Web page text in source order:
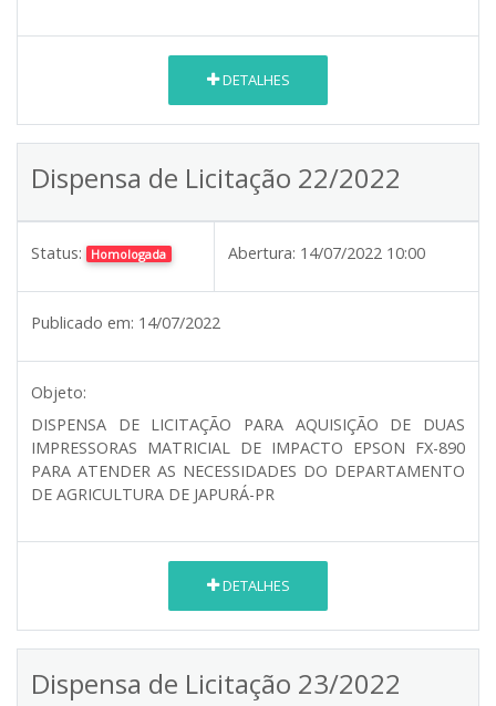
DETALHES
Dispensa de Licitação 22/2022
Status: Homologada Abertura: 14/07/2022 10:00
Publicado em: 14/07/2022
Objeto:
DISPENSA DE LICITAÇÃO PARA AQUISIÇÃO DE DUAS
IMPRESSORAS MATRICIAL DE IMPACTO EPSON FX-890
PARA ATENDER AS NECESSIDADES DO DEPARTAMENTO
DE AGRICULTURA DE JAPURÁ-PR
DETALHES
Dispensa de Licitação 23/2022